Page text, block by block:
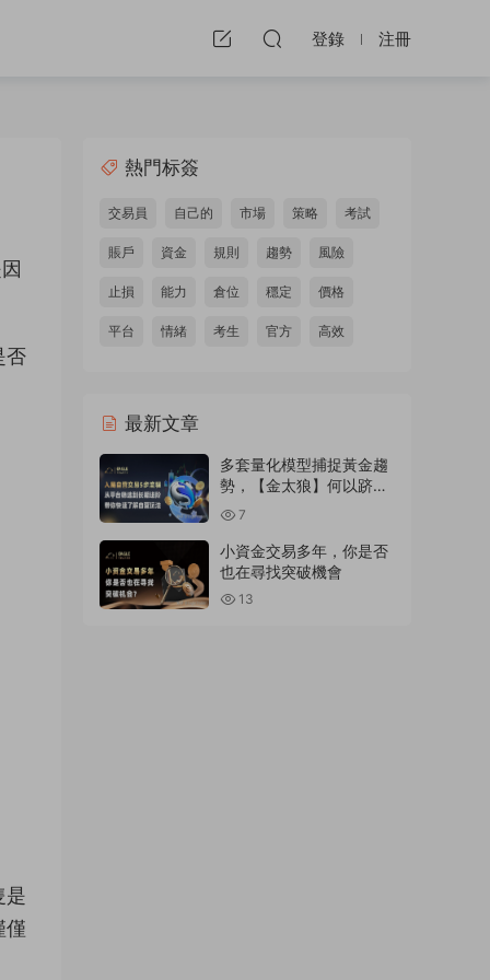
登錄 注冊
否
是
僅
熱門标簽
交易員 自己的 市場 策略 考試
賬戶 資金 規則 趨勢 風險
止損 能力 倉位 穩定 價格
平台 情緒 考生 官方 高效
最新文章
多套量化模型捕捉黃金趨
勢，【金太狼】何以跻身
明星信号源榜單?
7
小資金交易多年，你是否
也在尋找突破機會
13